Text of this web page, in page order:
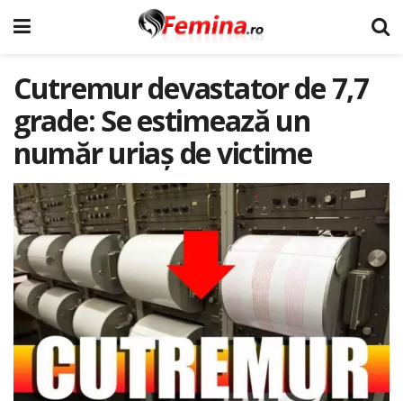
Cutremur devastator de 7,7
grade: Se estimează un
număr uriaș de victime